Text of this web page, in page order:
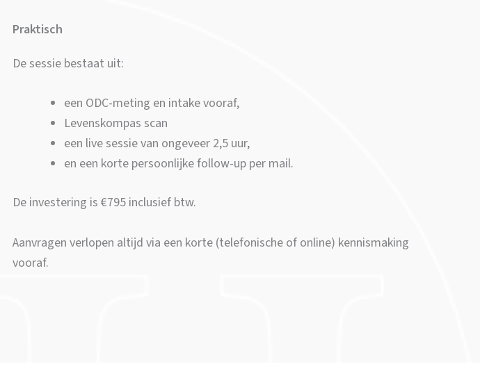
Praktisch
De sessie bestaat uit:
een ODC-meting en intake vooraf,
Levenskompas scan
een live sessie van ongeveer 2,5 uur,
en een korte persoonlijke follow-up per mail.
De investering is €795 inclusief btw.
Aanvragen verlopen altijd via een korte (telefonische of online) kennismaking
vooraf.